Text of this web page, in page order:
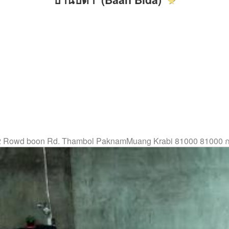
Rowd boon Rd. Thambol PaknamMuang Krabi 81000 81000